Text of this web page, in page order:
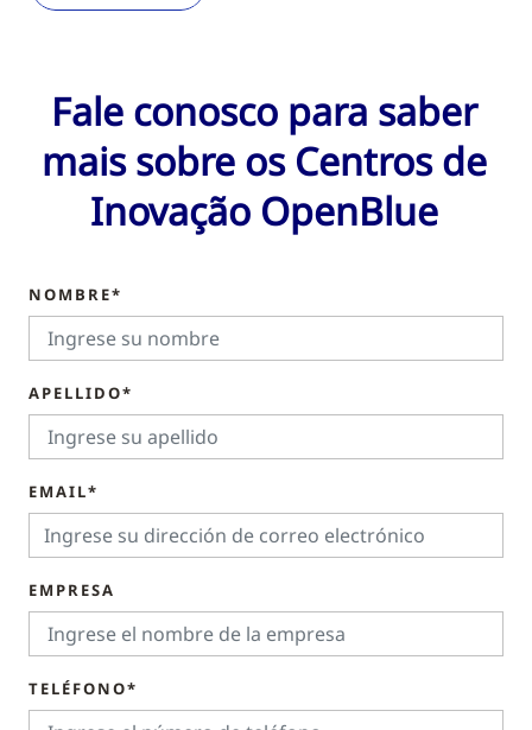
Fale conosco para saber
mais sobre os Centros de
Inovação OpenBlue
NOMBRE*
APELLIDO*
EMAIL*
EMPRESA
TELÉFONO*